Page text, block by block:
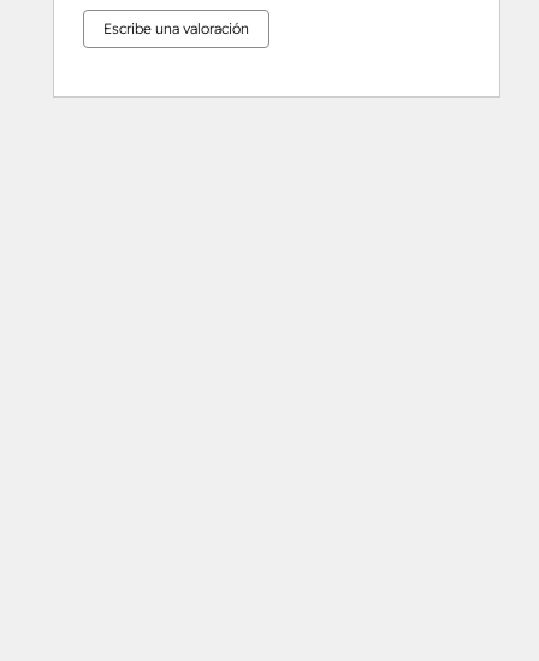
Escribe una valoración